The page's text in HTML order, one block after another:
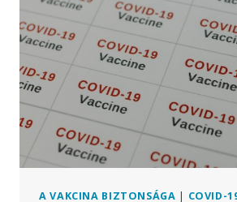
MUSK
KIHÚZTA
A
TWITTERT
A
DEZINFORMÁCIÓ
ELLENI
MEGÁLLAPODÁSBÓL
A VAKCINA BIZTONSÁGA | COVID-